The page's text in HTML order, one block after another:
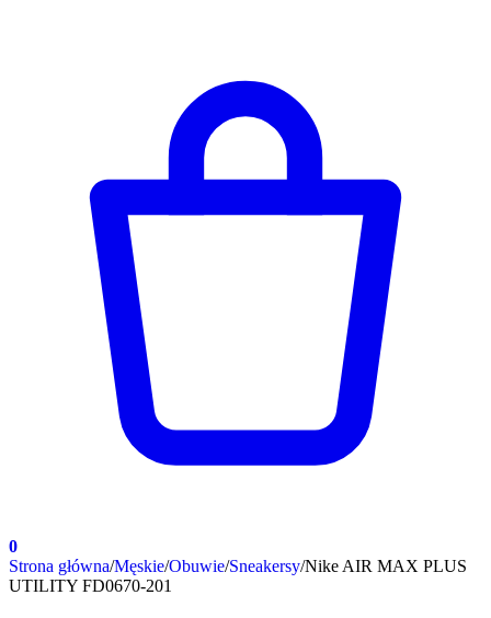
0
Strona główna/Męskie/Obuwie/Sneakersy/Nike AIR MAX PLUS
UTILITY FD0670-201